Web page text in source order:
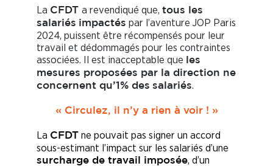
La CFDT a revendiqué que, tous les
salariés impactés par l’aventure JOP Paris
2024, puissent être récompensés pour leur
travail et dédommagés pour les contraintes
associées. Il est inacceptable que
les
mesures proposées par la direction ne
concernent qu’1% des salariés.
« Circulez, il n’y a rien à voir ! »
La CFDT
ne pouvait pas signer un accord
sous-estimant l’impact sur les salariés d’une
surcharge de travail imposée, d’un